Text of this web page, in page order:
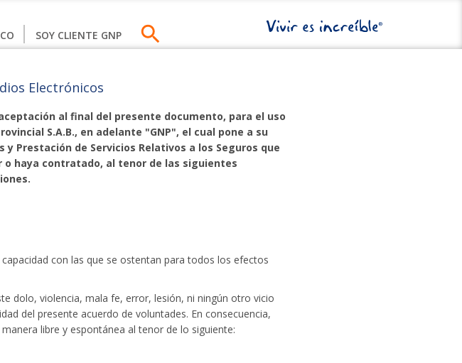
SOY CLIENTE GNP
Electrónicos
al final del presente documento, para el uso
S.A.B., en adelante "GNP", el cual pone a su
Prestación de Servicios Relativos a los Seguros que
haya contratado, al tenor de las siguientes
con las que se ostentan para todos los efectos
dolo, violencia, mala fe, error, lesión, ni ningún otro vicio
del presente acuerdo de voluntades. En consecuencia,
libre y espontánea al tenor de lo siguiente: